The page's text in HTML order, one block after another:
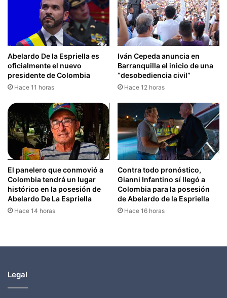
Abelardo De la Espriella es
oficialmente el nuevo
presidente de Colombia
Hace 11 horas
Iván Cepeda anuncia en
Barranquilla el inicio de una
“desobediencia civil”
Hace 12 horas
El panelero que conmovió a
Colombia tendrá un lugar
histórico en la posesión de
Abelardo De La Espriella
Hace 14 horas
Contra todo pronóstico,
Gianni Infantino sí llegó a
Colombia para la posesión
de Abelardo de la Espriella
Hace 16 horas
Legal